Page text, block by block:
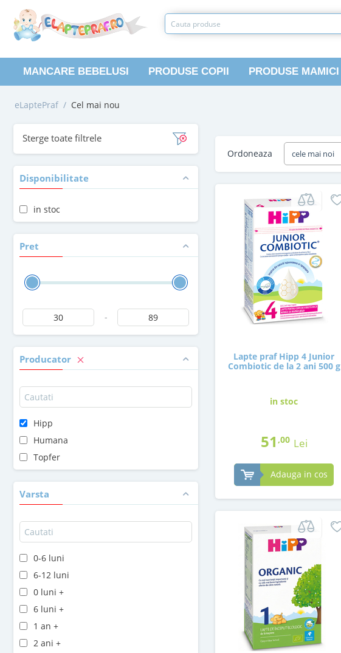
MANCARE BEBELUSI PRODUSE COPII PRODUSE MAMICI
eLaptePraf / Cel mai nou
Sterge toate filtrele
Disponibilitate
in stoc
Pret
-
Producator
Hipp
Humana
Topfer
Varsta
0-6 luni
6-12 luni
0 luni +
6 luni +
1 an +
2 ani +
Ordoneaza cele mai noi
Lapte praf Hipp 4 Junior
Combiotic de la 2 ani 500 g
in stoc
51 ,00 Lei
Adauga in cos